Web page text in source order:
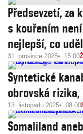
Předsevzetí, za
s kouřením
nejlepší, co
31. prosince 2025 15:00
Syntetické
obrovská
13. listopadu 2025 08:00
Somaliland